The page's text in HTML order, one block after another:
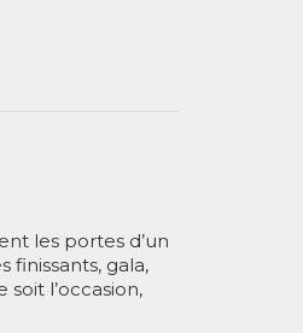
les portes d’un
finissants, gala,
l’occasion,